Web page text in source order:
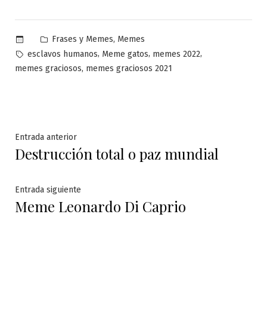
Publicado
en
Frases y Memes, Memes
Etiquetas:
esclavos humanos, Meme gatos, memes 2022,
memes graciosos, memes graciosos 2021
Navegación
de
entradas
Entrada anteriorEntrada
anterior:
Destrucción total o paz mundial
Entrada siguiente
siguiente:
Meme Leonardo Di Caprio